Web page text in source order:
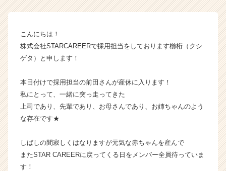
A
A
R
の
タ
イ
ン】
こんにちは！
株式会社STARCAREERで採用担当をしております櫛桁（クシ
ゲタ）と申します！
本日付けで採用担当の前田さんが産休に入ります！
私にとって、一緒に突っ走ってきた
上司であり、先輩であり、お母さんであり、お姉ちゃんのよう
な存在です★
しばしの間寂しくはなりますが元気な赤ちゃんを産んで
またSTAR CAREERに戻ってくる日をメンバー全員待っていま
す！